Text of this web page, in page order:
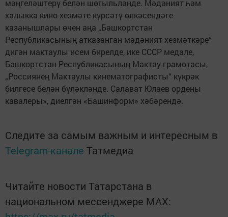
мәңгеләштерү белән шөгыльләнде. Мәдәният һәм
халыкка кино хезмәте күрсәтү өлкәсендәге
казанышлары өчен аңа „Башкортстан
Республикасының атказанган мәдәният хезмәткәре“
дигән мактаулы исем бирелде, ике СССР медале,
Башкортстан Республикасының Мактау грамотасы,
„Россиянең Мактаулы кинематографисты“ күкрәк
билгесе белән бүләкләнде. Салават Юлаев ордены
кавалеры», диелгән «Башинформ» хәбәрендә.
Следите за самым важным и интересным в
Telegram-канале Татмедиа
Читайте новости Татарстана в
национальном мессенджере MАХ: